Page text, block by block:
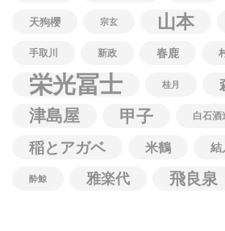
天狗櫻 宗玄 山本
手取川 新政 春鹿
栄光冨士 桂月
津島屋 甲子 白石酒
稲とアガベ 米鶴 結
酔鯨 雅楽代 飛良泉